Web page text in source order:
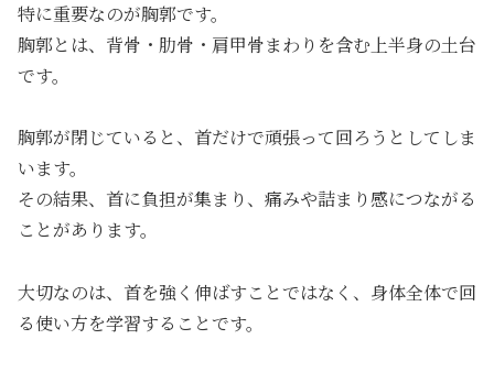
特に重要なのが胸郭です。
胸郭とは、背骨・肋骨・肩甲骨まわりを含む上半身の土台
です。
胸郭が閉じていると、首だけで頑張って回ろうとしてしま
います。
その結果、首に負担が集まり、痛みや詰まり感につながる
ことがあります。
大切なのは、首を強く伸ばすことではなく、身体全体で回
る使い方を学習することです。